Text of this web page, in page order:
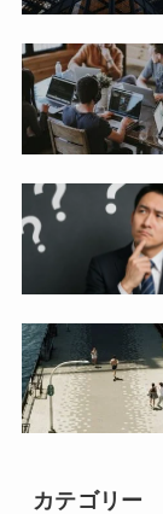
カテゴリー